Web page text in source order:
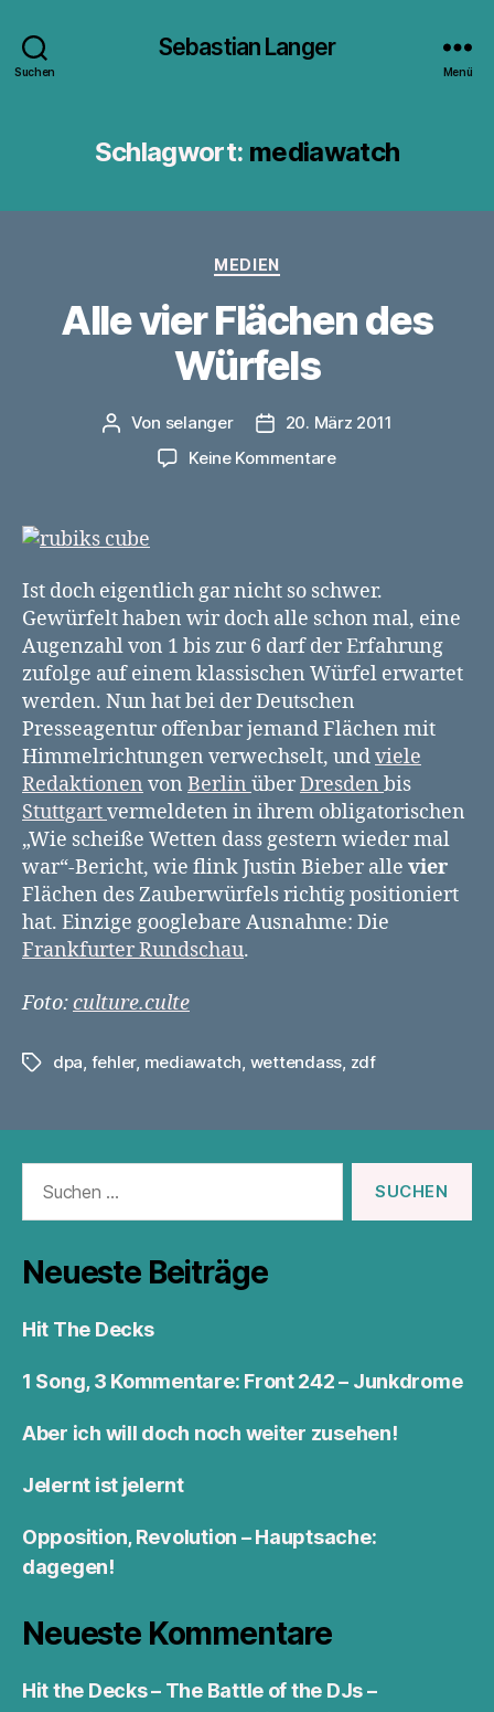
Suchen
Sebastian Langer
Menü
Schlagwort: mediawatch
Kategorien
MEDIEN
Alle vier Flächen des
Würfels
Beitragsautor
Von selanger Veröffentlichungsdatum
20. März 2011
Keine Kommentarezu
Ist doch eigentlich gar nicht so schwer.
Gewürfelt haben wir doch alle schon mal, eine
Augenzahl von 1 bis zur 6 darf der Erfahrung
zufolge auf einem klassischen Würfel erwartet
werden. Nun hat bei der Deutschen
Presseagentur offenbar jemand Flächen mit
Himmelrichtungen verwechselt, undviele
Redaktionen von Berlin überDresden bis
Stuttgartvermeldeten in ihrem obligatorischen
„Wie scheiße Wetten dass gestern wieder mal
war“-Bericht, wie flink Justin Bieber alle vier
Flächen des Zauberwürfels richtig positioniert
hat. Einzige googlebare Ausnahme: Die
Frankfurter Rundschau.
Foto:culture.culte
Schlagwörter
dpa fehler, mediawatch wettendass zdf
nach:
Neueste Beiträge
Hit The Decks
1 Song, 3 Kommentare: Front 242 – Junkdrome
Aber ich will doch noch weiter zusehen!
Jelernt ist jelernt
Opposition, Revolution – Hauptsache:
dagegen!
Neueste Kommentare
Hit the Decks – The Battle of the DJs –